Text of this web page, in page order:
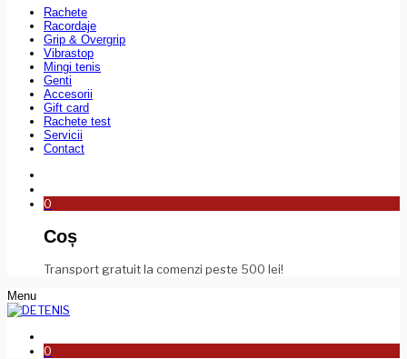
Rachete
Racordaje
Grip & Overgrip
Vibrastop
Mingi tenis
Genti
Accesorii
Gift card
Rachete test
Servicii
Contact
0
Coș
Transport gratuit la comenzi peste 500 lei!
Menu
0